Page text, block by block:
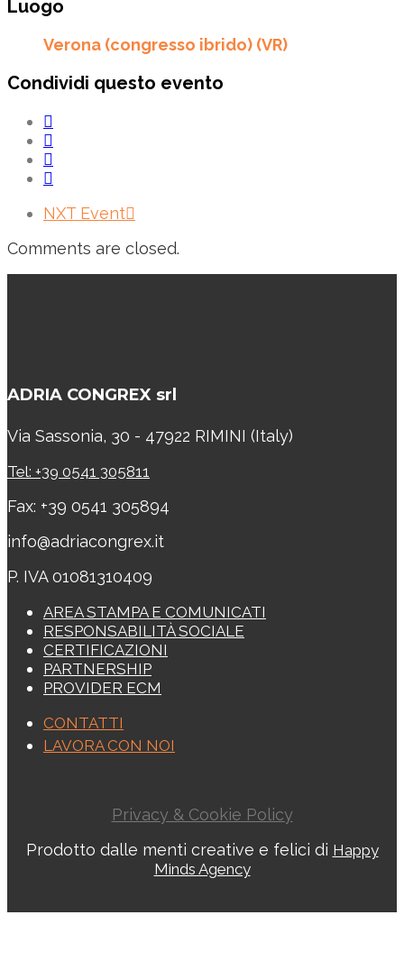
Luogo
Verona (congresso ibrido) (VR)
Condividi questo evento
NXT Event
Comments are closed.
ADRIA CONGREX srl
Via Sassonia, 30 - 47922 RIMINI (Italy)
Tel: +39 0541 305811
Fax: +39 0541 305894
info@adriacongrex.it
P. IVA 01081310409
AREA STAMPA E COMUNICATI
RESPONSABILITÀ SOCIALE
CERTIFICAZIONI
PARTNERSHIP
PROVIDER ECM
CONTATTI
LAVORA CON NOI
Privacy & Cookie Policy
Prodotto dalle menti creative e felici di Happy
Minds Agency